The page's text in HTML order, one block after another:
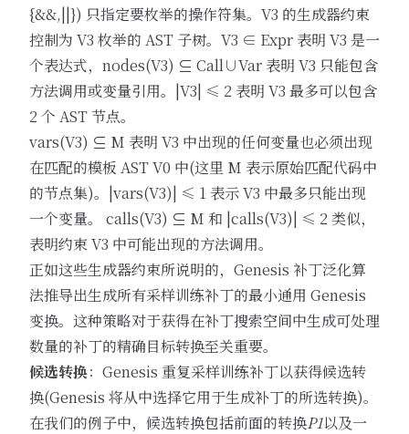
{&&,||}) 只指定要枚举的操作符集。V3 的生成器约束
控制为 V3 枚举的 AST 子树。V3 ∈ Expr 表明 V3 是一
个表达式，nodes(V3) ⊆ Call∪Var 表明 V3 只能包含
方法调用或变量引用。|V3| ≤ 2 表明 V3 最多可以包含
2 个 AST 节点。
vars(V3) ⊆ M 表明 V3 中出现的任何变量也必须出现
在匹配的模板 AST V0 中(这里 M 表示原始匹配代码中
的节点集)。|vars(V3)| ≤ 1 表示 V3 中最多只能出现
一个变量。 calls(V3) ⊆ M 和 |calls(V3)| ≤ 2 类似，
表明约束 V3 中可能出现的方法调用。
正如这些生成器约束所说明的，Genesis 补丁泛化算
法推导出生成所有采样训练补丁的最小通用 Genesis
变换。这种策略对于获得在补丁搜索空间中生成可处理
数量的补丁的精确目标转换至关重要。
候选转换：Genesis 重复采样训练补丁以获得候选转
换(Genesis 将从中选择它用于生成补丁的所选转换)。
在我们的例子中，候选转换包括前面的转换P1以及一